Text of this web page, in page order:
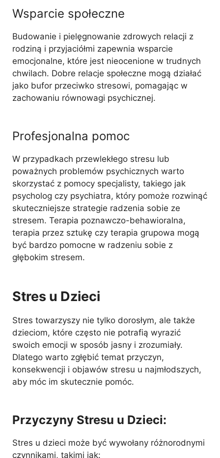
Wsparcie społeczne
Budowanie i pielęgnowanie zdrowych relacji z
rodziną i przyjaciółmi zapewnia wsparcie
emocjonalne, które jest nieocenione w trudnych
chwilach. Dobre relacje społeczne mogą działać
jako bufor przeciwko stresowi, pomagając w
zachowaniu równowagi psychicznej.
Profesjonalna pomoc
W przypadkach przewlekłego stresu lub
poważnych problemów psychicznych warto
skorzystać z pomocy specjalisty, takiego jak
psycholog czy psychiatra, który pomoże rozwinąć
skuteczniejsze strategie radzenia sobie ze
stresem. Terapia poznawczo-behawioralna,
terapia przez sztukę czy terapia grupowa mogą
być bardzo pomocne w radzeniu sobie z
głębokim stresem.
Stres u Dzieci
Stres towarzyszy nie tylko dorosłym, ale także
dzieciom, które często nie potrafią wyrazić
swoich emocji w sposób jasny i zrozumiały.
Dlatego warto zgłębić temat przyczyn,
konsekwencji i objawów stresu u najmłodszych,
aby móc im skutecznie pomóc.
Przyczyny Stresu u Dzieci:
Stres u dzieci może być wywołany różnorodnymi
czynnikami, takimi jak: